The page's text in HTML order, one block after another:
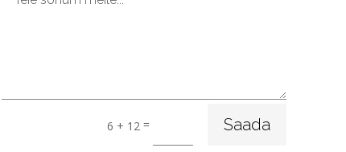
6 + 12 = Saada